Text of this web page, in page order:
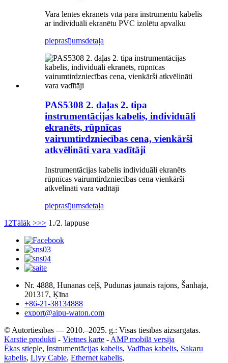
Vara lentes ekranēts vītā pāra instrumentu kabelis
ar individuāli ekranētu PVC izolētu apvalku
pieprasījumsdetaļa
PAS5308 2. daļas 2. tipa
instrumentācijas kabelis, individuāli
ekranēts, rūpnīcas
vairumtirdzniecības cena, vienkārši
atkvēlināti vara vadītāji
Instrumentācijas kabelis individuāli ekranēts
rūpnīcas vairumtirdzniecības cena vienkārši
atkvēlināti vara vadītāji
pieprasījumsdetaļa
1 2Tālāk >>> 1./2. lappuse
Nr. 4888, Hunanas ceļš, Pudunas jaunais rajons, Šanhaja,
201317, Ķīna
+86-21-38134888
export@aipu-waton.com
© Autortiesības — 2010.–2025. g.: Visas tiesības aizsargātas.
Karstie produkti - Vietnes karte - AMP mobilā versija
Ēkas stieple, Instrumentācijas kabelis, Vadības kabelis, Sakaru
kabelis, Liyy Cable, Ethernet kabelis,